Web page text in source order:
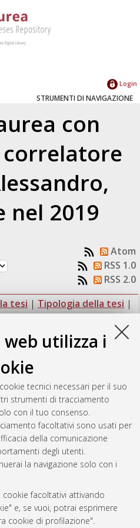
utilizza i
tecnici necessari per il suo
strumenti di tracciamento
con il tuo consenso.
facoltativi sono usati per
della comunicazione
degli utenti.
la navigazione solo con i
facoltativi attivando
e, se vuoi, potrai esprimere
cookie di profilazione".
Login
STRUMENTI DI NAVIGAZIONE
con
,
nel 2019
Atom
RSS 1.0
RSS 2.0
tesi | Tipologia della tesi |
L’esercizio terapeutico in persone
Corso di Studio inFisioterapia
di fisioterapista) [L-
riservato.
ilThu Aug 6 04:46:12 2026
CEST